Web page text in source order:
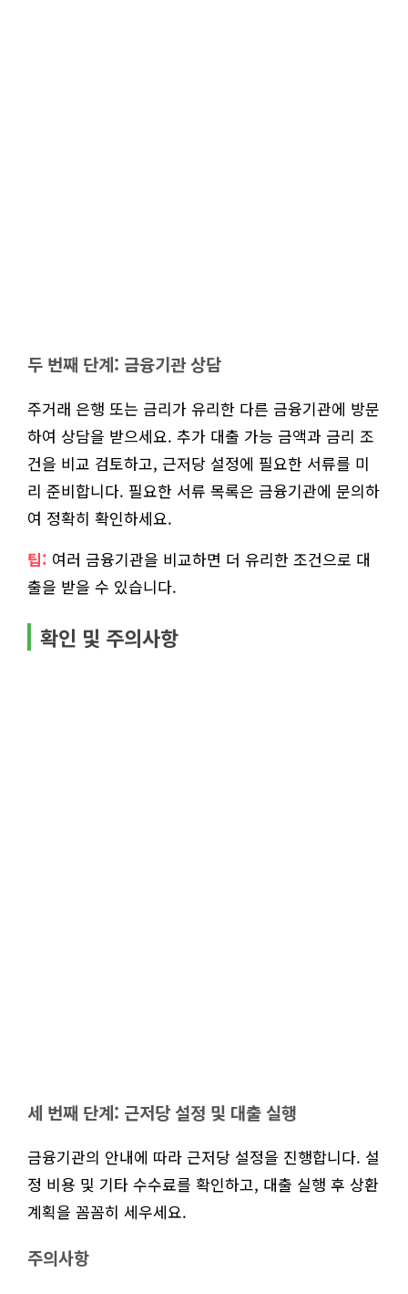
두 번째 단계: 금융기관 상담
주거래 은행 또는 금리가 유리한 다른 금융기관에 방문
하여 상담을 받으세요. 추가 대출 가능 금액과 금리 조
건을 비교 검토하고, 근저당 설정에 필요한 서류를 미
리 준비합니다. 필요한 서류 목록은 금융기관에 문의하
여 정확히 확인하세요.
팁: 여러 금융기관을 비교하면 더 유리한 조건으로 대
출을 받을 수 있습니다.
확인 및 주의사항
세 번째 단계: 근저당 설정 및 대출 실행
금융기관의 안내에 따라 근저당 설정을 진행합니다. 설
정 비용 및 기타 수수료를 확인하고, 대출 실행 후 상환
계획을 꼼꼼히 세우세요.
주의사항